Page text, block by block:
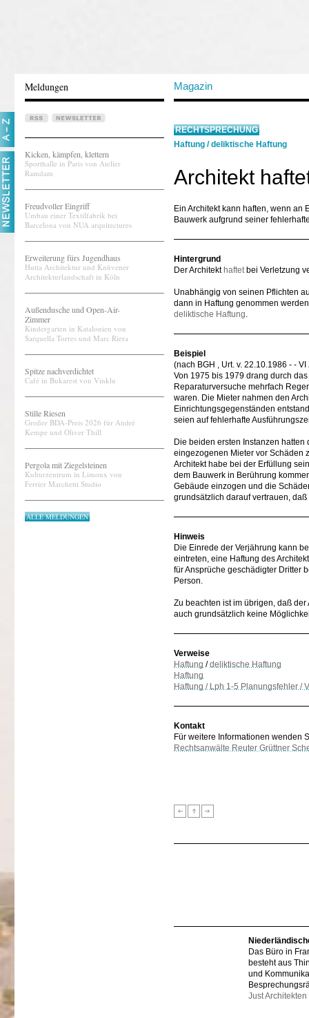
Meldungen Magazin
Kicken, kämpfen, klettern
Sporthalle in Paris von Atelier
Ramdam
Freudvoller Eingriff
Umbau einer Textilfabrik bei
Barcelona von NUA arquitectures
Erweiterung fürs Jugendhaus
Hutta Architektur und Knüvener
Architekturlandschaft in Köln
Außendusche und Open-Air-
Zimmer
Kindergarten in Katalonien von
Sarquella Torres und Marc Riera
Spitze nachverdichtet
Café in Bukarest von Vinklu
Stille Riesen
Großer BDA-Preis 2026 für André
Kempe und Oliver Thill
Pergola mit Ziegelsteinen
Kulturzentrum in Limoux von
Ferrier Marchetti Studio
ALLE MELDUNGEN
RECHTSPRECHUNG
Haftung /deliktische Haftung
Architekt
Ein Architekt kann haften, wenn
Bauwerk aufgrund seiner
Hintergrund
Der Architekt haftetbei Verletzung
Unabhängig von seinen Pflichten
dann in Haftung genommen
deliktische Haftung.
Beispiel
(nach BGH , Urt. v. 22.10.1986 - -
Von 1975 bis 1979 drang durch
Reparaturversuche mehrfach
waren. Die Mieter nahmen den
Einrichtungsgegenständen
seien auf fehlerhafte
Die beiden ersten Instanzen
eingezogenen Mieter vor Schäden
Architekt habe bei der Erfüllung
dem Bauwerk in Berührung
Gebäude einzogen und die
grundsätzlich darauf vertrauen,
Hinweis
Die Einrede der Verjährung kann
eintreten, eine Haftung des
für Ansprüche geschädigter Dritter
Person.
Zu beachten ist im übrigen, daß
auch grundsätzlich keine
Verweise
Haftung /deliktische Haftung
Haftung
Haftung / Lph 1-5 Planungsfehler /
Kontakt
Für weitere Informationen wenden
Rechtsanwälte Reuter Grüttner
Das Büro in
besteht aus
und
Just Architekten